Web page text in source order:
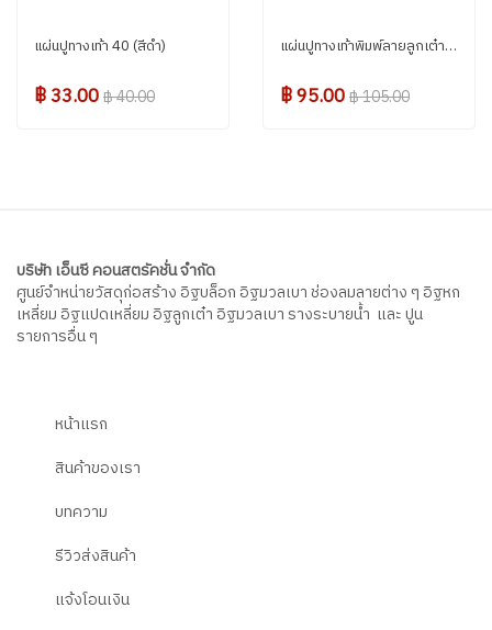
แผ่นปูทางเท้า 40 (สีดำ)
฿ 33.00฿ 40.00
แผ่นปูทางเท้าพิมพ์ลายลูกเต๋า สีแดง 30*60 ซม.
฿ 95.00฿ 105.00
บริษัท เอ็นซี คอนสตรัคชั่น จำกัด
ศูนย์จำหน่ายวัสดุก่อสร้าง อิฐบล็อก อิฐมวลเบา ช่องลมลายต่าง ๆ อิฐหก
เหลี่ยม อิฐแปดเหลี่ยม อิฐลูกเต๋า อิฐมวลเบา รางระบายน้ำ และ ปูน
รายการอื่น ๆ
หน้าแรก
สินค้าของเรา
บทความ
รีวิวส่งสินค้า
แจ้งโอนเงิน